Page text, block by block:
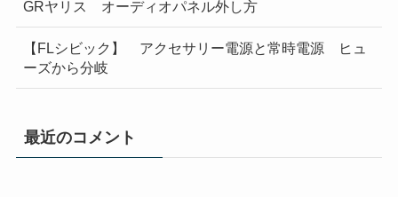
GRヤリス オーディオパネル外し方
【FLシビック】 アクセサリー電源と常時電源 ヒュ
ーズから分岐
最近のコメント